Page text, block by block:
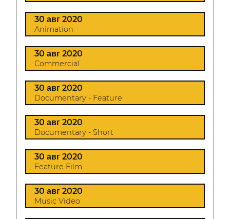
30 авг 2020
Animation
30 авг 2020
Commercial
30 авг 2020
Documentary - Feature
30 авг 2020
Documentary - Short
30 авг 2020
Feature Film
30 авг 2020
Music Video